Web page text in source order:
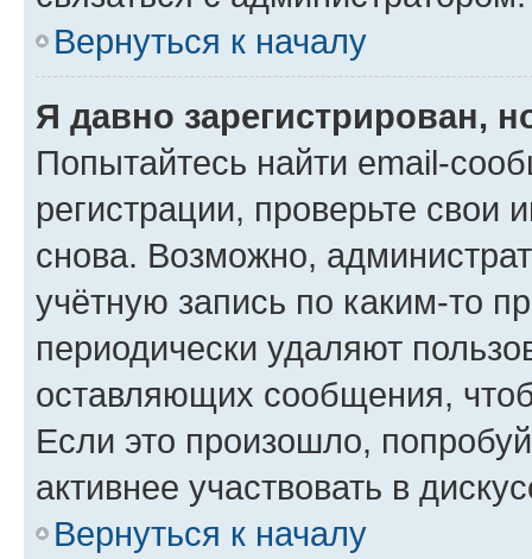
Вернуться к началу
Я давно зарегистрирован,
Попытайтесь найти email-
регистрации, проверьте свои
снова. Возможно,
учётную запись по каким-то
периодически удаляют
оставляющих сообщения,
Если это произошло,
активнее участвовать в
Вернуться к началу